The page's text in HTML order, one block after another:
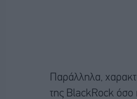
Παράλληλα,
της BlackRock όσο